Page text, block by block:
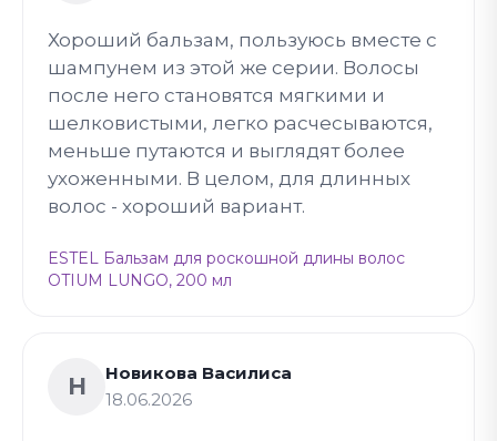
Хороший бальзам, пользуюсь вместе с
шампунем из этой же серии. Волосы
после него становятся мягкими и
шелковистыми, легко расчесываются,
меньше путаются и выглядят более
ухоженными. В целом, для длинных
волос - хороший вариант.
ESTEL Бальзам для роскошной длины волос
OTIUM LUNGO, 200 мл
Н
Новикова Василиса
18.06.2026